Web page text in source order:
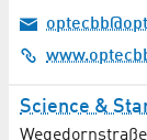
Science &